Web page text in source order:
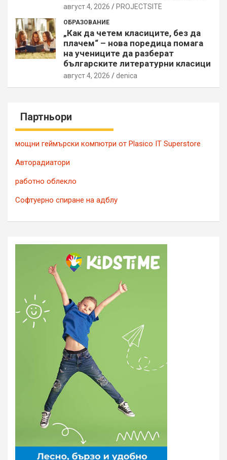
август 4, 2026 PROJECTSITЕ
ОБРАЗОВАНИЕ
„Как да четем класиците, без да
плачем“ – нова поредица помага
на учениците да разберат
българските литературни класици
август 4, 2026 denica
Партньори
мощни геймърски компютри от Plasico IT Superstore
Авторадиатори
работно облекло
Софтуерно спиране на адблу